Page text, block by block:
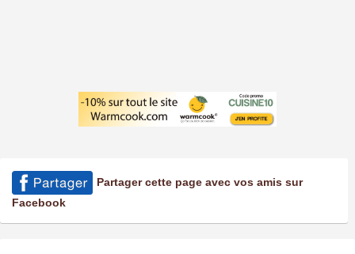
Partager cette page avec vos amis sur
Facebook